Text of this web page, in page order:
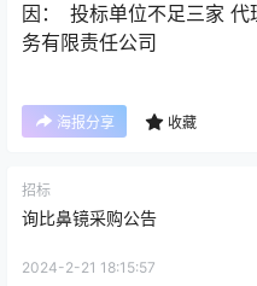
因： 投标单位不足三家
务有限责任公司
海报分享 收藏
招标
询比鼻镜采购公告
2024-2-21 18:15:57